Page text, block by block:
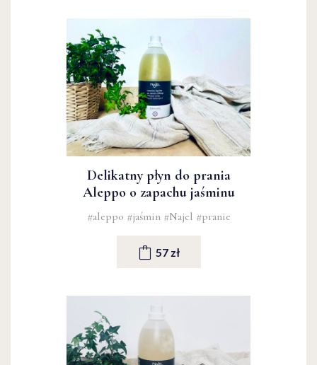
Delikatny płyn do prania
Aleppo o zapachu jaśminu
#aleppo #jaśmin #Najel #pranie
57 zł